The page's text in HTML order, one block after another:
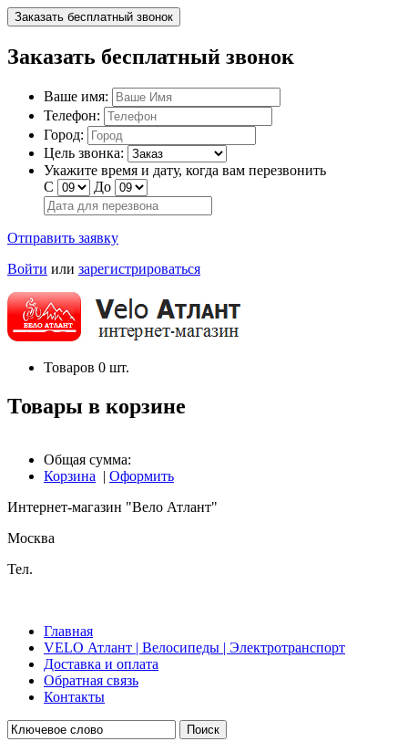
Заказать бесплатный звонок
Заказать бесплатный звонок
Ваше имя:
Телефон:
Город:
Цель звонка:
Укажите время и дату, когда вам перезвонить
С
До
Отправить заявку
Войти или зарегистрироваться
Товаров 0 шт.
Товары в корзине
Общая сумма:
Корзина | Оформить
Интернет-магазин "Вело Атлант"
Москва
Тел.
Главная
VELO Атлант | Велосипеды | Электротранспорт
Доставка и оплата
Обратная связь
Контакты
Поиск